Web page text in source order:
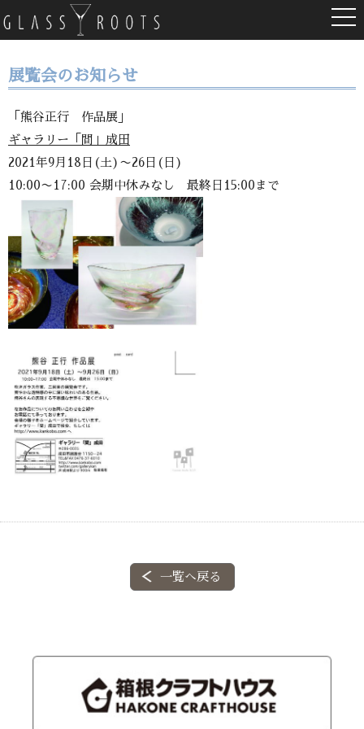
展覧会のお知らせ
「熊谷正行 作品展」
ギャラリー「間」成田
2021年9月18日(土)〜26日(日)
10:00〜17:00 会期中休みなし 最終日15:00まで
一覧へ戻る